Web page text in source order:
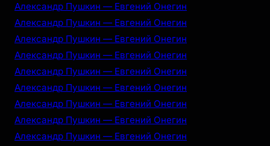
Александр Пушкин — Евгений Онегин
Александр Пушкин — Евгений Онегин
Александр Пушкин — Евгений Онегин
Александр Пушкин — Евгений Онегин
Александр Пушкин — Евгений Онегин
Александр Пушкин — Евгений Онегин
Александр Пушкин — Евгений Онегин
Александр Пушкин — Евгений Онегин
Александр Пушкин — Евгений Онегин